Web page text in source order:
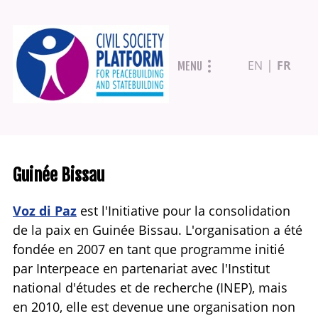
Aller
au
contenu
MENU EN FR
Guinée Bissau
Voz di Paz est l'Initiative pour la consolidation
de la paix en Guinée Bissau. L'organisation a été
fondée en 2007 en tant que programme initié
par Interpeace en partenariat avec l'Institut
national d'études et de recherche (INEP), mais
en 2010, elle est devenue une organisation non